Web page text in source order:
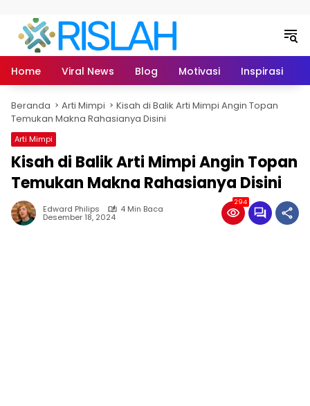
Home Viral News Blog Motivasi Inspirasi
Beranda Arti Mimpi
Kisah di Balik Arti Mimpi Angin Topan
Temukan Makna Rahasianya Disini
Arti Mimpi
Kisah di Balik Arti Mimpi Angin Topan
Temukan Makna Rahasianya Disini
Edward Philips 4 Min Baca
Desember 18, 2024
294